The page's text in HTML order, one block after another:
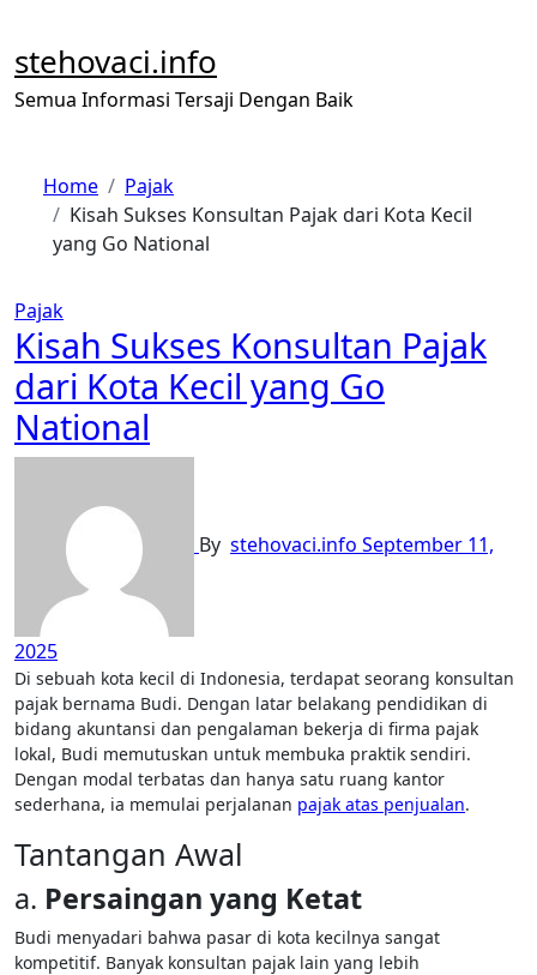
content
stehovaci.info
Semua Informasi Tersaji Dengan Baik
Home
Pajak
Kisah Sukses Konsultan Pajak dari Kota Kecil
yang Go National
Pajak
Kisah Sukses Konsultan Pajak
dari Kota Kecil yang Go
National
By stehovaci.info September 11,
2025
Di sebuah kota kecil di Indonesia, terdapat seorang konsultan
pajak bernama Budi. Dengan latar belakang pendidikan di
bidang akuntansi dan pengalaman bekerja di firma pajak
lokal, Budi memutuskan untuk membuka praktik sendiri.
Dengan modal terbatas dan hanya satu ruang kantor
sederhana, ia memulai perjalanan pajak atas penjualan.
Tantangan Awal
a. Persaingan yang Ketat
Budi menyadari bahwa pasar di kota kecilnya sangat
kompetitif. Banyak konsultan pajak lain yang lebih